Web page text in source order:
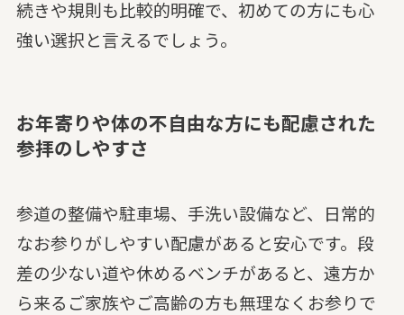
続きや規則も比較的明確で、初めての方にも心
強い選択と言えるでしょう。
お年寄りや体の不自由な方にも配慮された
参拝のしやすさ
参道の整備や駐車場、手洗い設備など、日常的
なお参りがしやすい配慮があると安心です。段
差の少ない道や休めるベンチがあると、遠方か
ら来るご家族やご高齢の方も無理なくお参りで